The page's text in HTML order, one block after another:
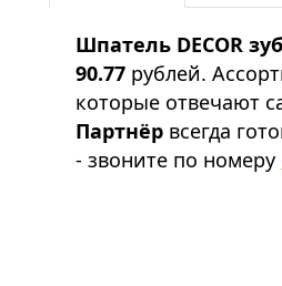
Шпатель DECOR
90.77 рублей.
которые отвечают
Партнёр всегда
- звоните по номеру